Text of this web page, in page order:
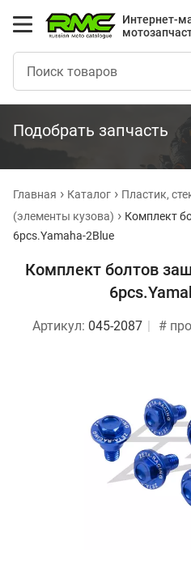
Интернет-
Подобрать запчасть
Главная Каталог Пластик,
(элементы кузова)
Комплект
6pcs.Yamaha-2Blue
Комплект болтов
Артикул: 045-2087 #